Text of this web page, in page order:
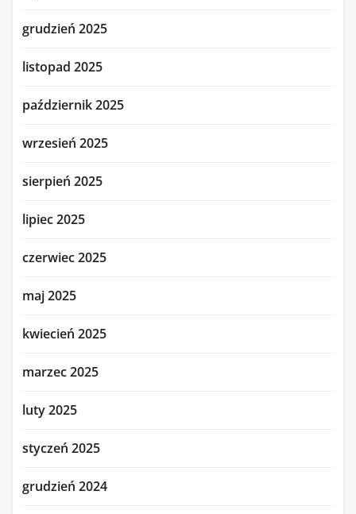
grudzień 2025
listopad 2025
październik 2025
wrzesień 2025
sierpień 2025
lipiec 2025
czerwiec 2025
maj 2025
kwiecień 2025
marzec 2025
luty 2025
styczeń 2025
grudzień 2024